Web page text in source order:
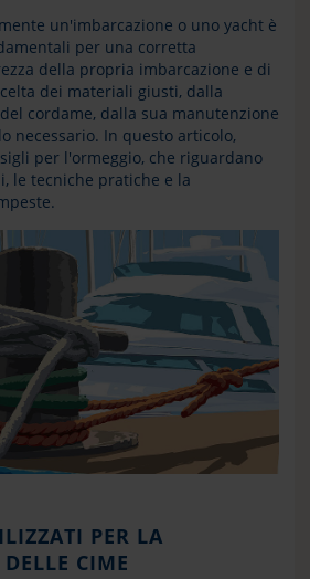
un'imbarcazione o uno yacht è
per una corretta
della propria imbarcazione e di
dei materiali giusti, dalla
cordame, dalla sua manutenzione
necessario. In questo articolo,
per l'ormeggio, che riguardano
le tecniche pratiche e la
PER LA
CIME